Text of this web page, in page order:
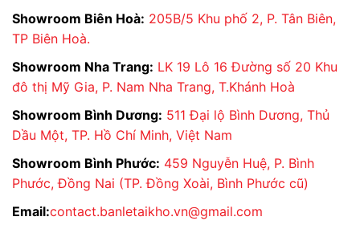
Showroom Biên Hoà: 205B/5 Khu phố 2, P. Tân Biên,
TP Biên Hoà.
Showroom Nha Trang: LK 19 Lô 16 Đường số 20 Khu
đô thị Mỹ Gia, P. Nam Nha Trang, T.Khánh Hoà
Showroom Bình Dương: 511 Đại lộ Bình Dương, Thủ
Dầu Một, TP. Hồ Chí Minh, Việt Nam
Showroom Bình Phước: 459 Nguyễn Huệ, P. Bình
Phước, Đồng Nai (TP. Đồng Xoài, Bình Phước cũ)
Email:contact.banletaikho.vn@gmail.com